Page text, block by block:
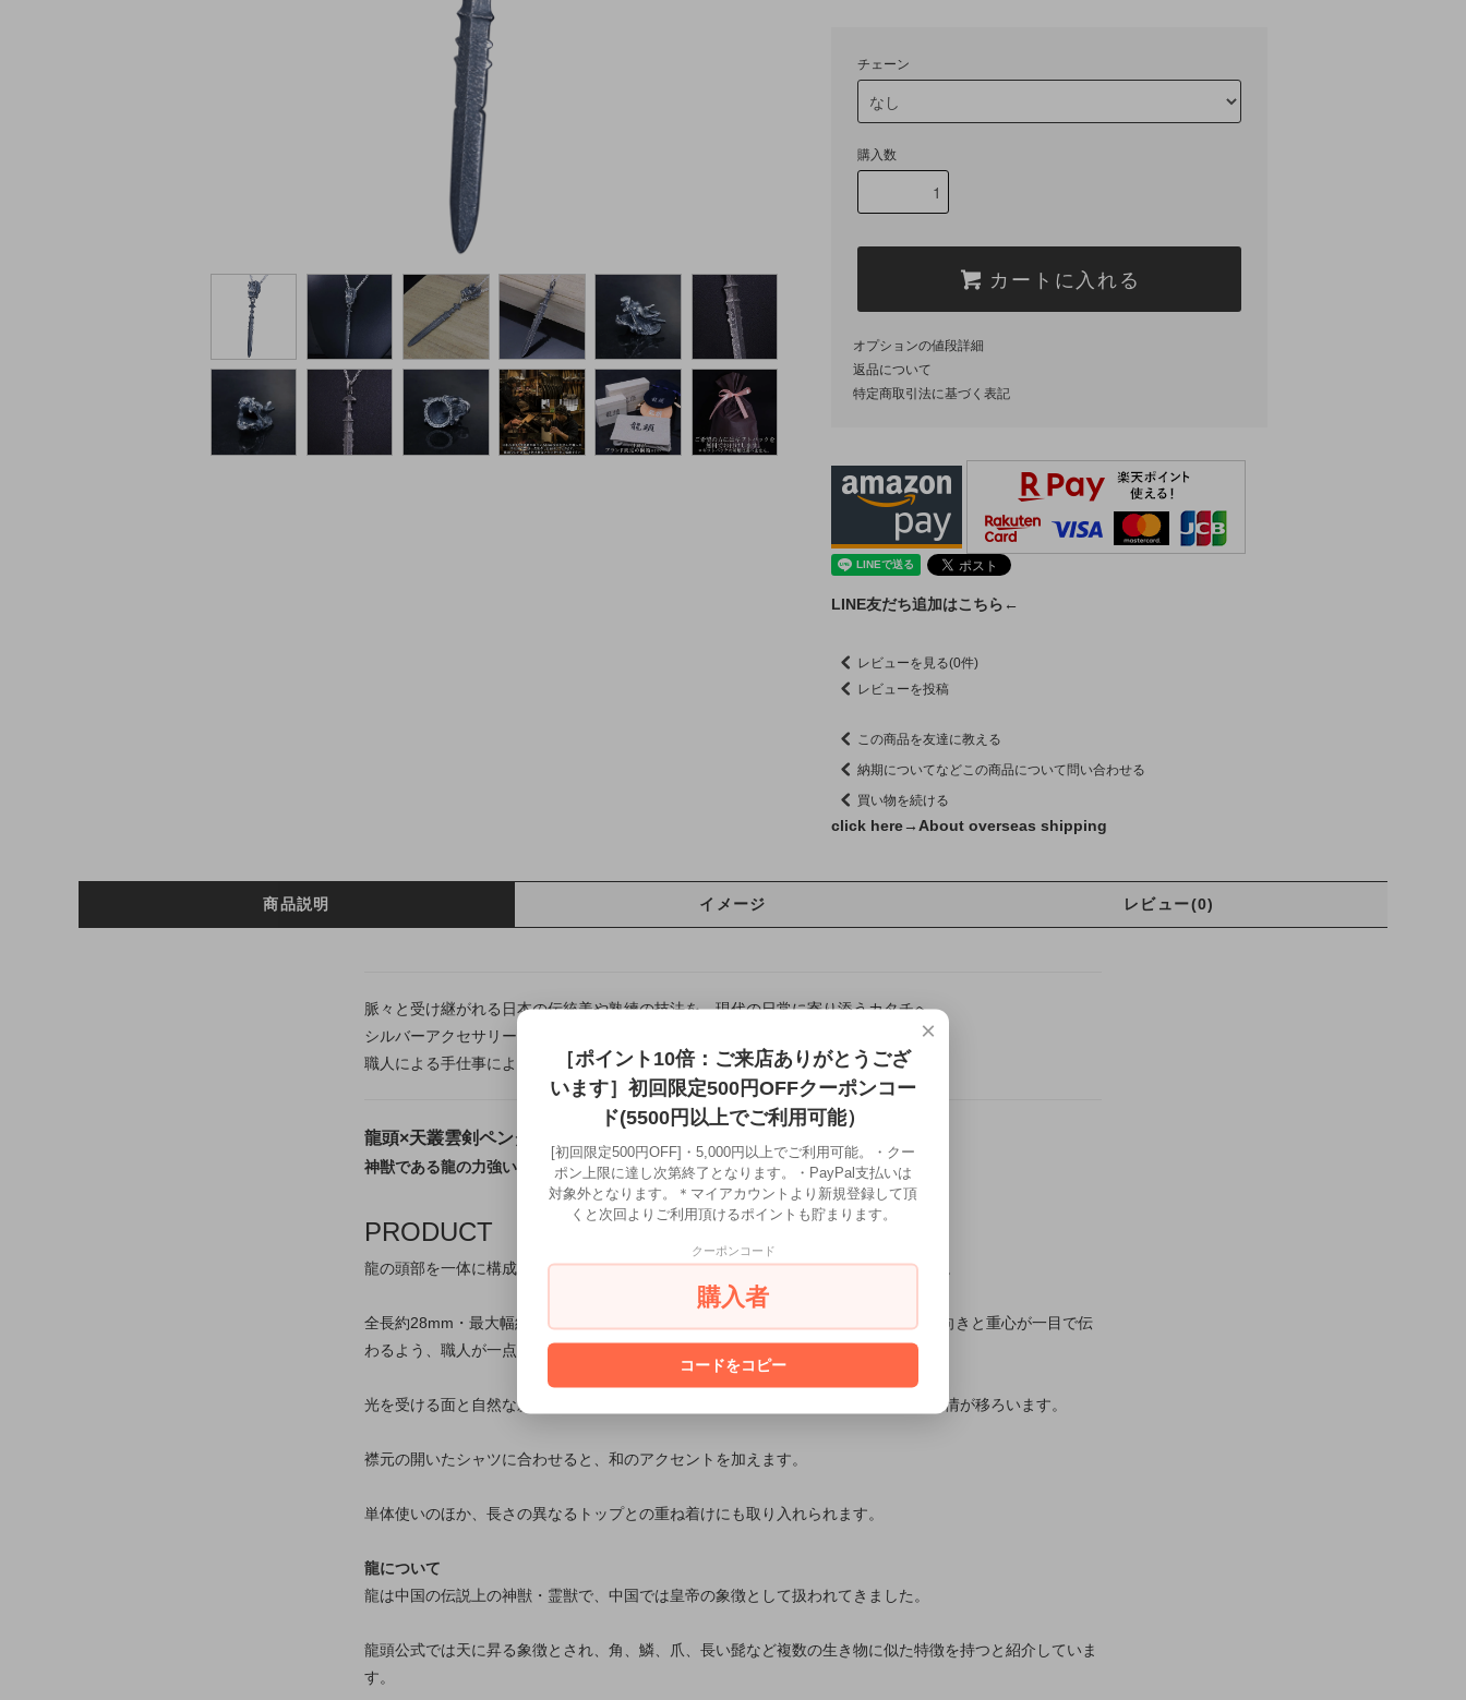
チェーン
購入数
カートに入れる
オプションの値段詳細
返品について
特定商取引法に基づく表記
LINE友だち追加はこちら←
レビューを見る(0件)
レビューを投稿
この商品を友達に教える
納期についてなどこの商品について問い合わせる
買い物を続ける
click here→ About overseas shipping
商品説明 イメージ レビュー(0)
脈々と受け継がれる日本の伝統美や熟練の技法を、現代の日常に寄り添うカタチへ。
シルバーアクセサリー龍頭は千葉県にある自社工房にて制作を行う、
職人による手仕事によって仕上げるフルハンドメイドシルバーアクセサリーです。
龍頭×天叢雲剣ペンダントトップ
神獣である龍の力強い輪郭を、銀の立体造形へ落とし込んだペンダント
PRODUCT
龍の頭部を一体に構成し、龍の力強い動きが輪郭の中で途切れないよう整えています。
全長約28mm・最大幅約18mmの比率を生かし、細部を詰め込みながらもモチーフの向きと重心が一目で伝
わるよう、職人が一点ずつ面と輪郭を整えています。
光を受ける面と自然な影が生まれる窪みの差によって、角度を変えるたびに細部の表情が移ろいます。
襟元の開いたシャツに合わせると、和のアクセントを加えます。
単体使いのほか、長さの異なるトップとの重ね着けにも取り入れられます。
龍について
龍は中国の伝説上の神獣・霊獣で、中国では皇帝の象徴として扱われてきました。
龍頭公式では天に昇る象徴とされ、角、鱗、爪、長い髭など複数の生き物に似た特徴を持つと紹介していま
す。
×
［ポイント10倍：ご来店ありがとうござ
います］初回限定500円OFFクーポンコー
ド(5500円以上でご利用可能）
[初回限定500円OFF]・5,000円以上でご利用可能。・クー
ポン上限に達し次第終了となります。・PayPal支払いは
対象外となります。＊マイアカウントより新規登録して頂
くと次回よりご利用頂けるポイントも貯まります。
クーポンコード
購入者
コードをコピー